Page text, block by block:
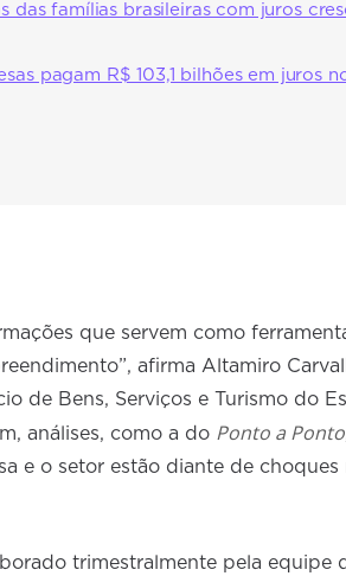
das famílias brasileiras com juros
pagam R$ 103,1 bilhões em juros
que servem como
afirma Altamiro
de Bens, Serviços e Turismo do
análises, como a do Ponto a Ponto
e o setor estão diante de choques
trimestralmente pela equipe